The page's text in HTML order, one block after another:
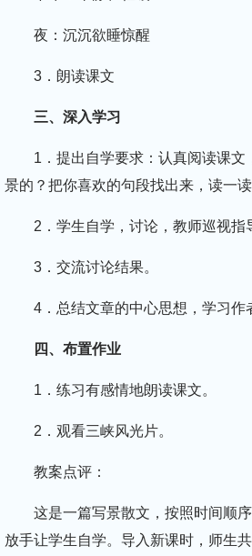
夜：沉沉欲睡惊醒
3．朗读课文
三、深入学习
1．提出自学要求：认真阅读课
景的？把你喜欢的句段找出来，读一读
2．学生自学，讨论，教师巡视指
3．交流讨论结果。
4．总结文章的中心思想，学习作
四、布置作业
1．练习有感情地朗读课文。
2．观看三峡风光片。
教案点评：
这是一篇写景散文，按照时间顺
放手让学生自学。导入新课时，师生